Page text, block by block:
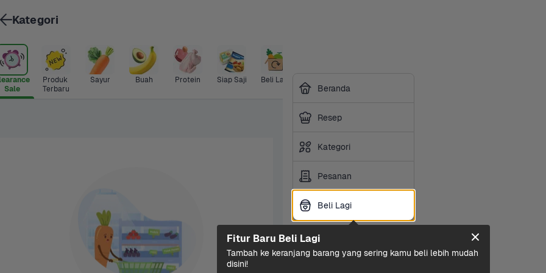
Sale
Produk
Terbaru
Sayur Buah Protein Siap Saji Beli Lagi
Beranda
Resep
Kategori
Pesanan
Beli Lagi
Kategori
Beli Lagi
Fitur Baru Beli Lagi
Tambah ke keranjang barang yang sering kamu beli lebih mudah
disini!